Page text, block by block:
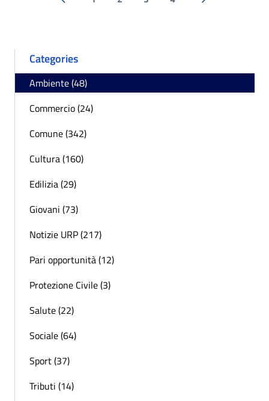
« Previous Next »
Categories
Ambiente (48)
Commercio (24)
Comune (342)
Cultura (160)
Edilizia (29)
Giovani (73)
Notizie URP (217)
Pari opportunità (12)
Protezione Civile (3)
Salute (22)
Sociale (64)
Sport (37)
Tributi (14)